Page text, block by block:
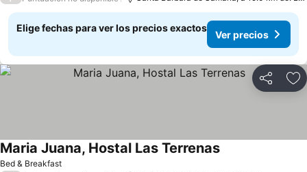
Elige fechas para ver los precios exactos
Ver precios
Compartir
Bed & Breakfast
Maria Juana, Hostal Las Terrenas